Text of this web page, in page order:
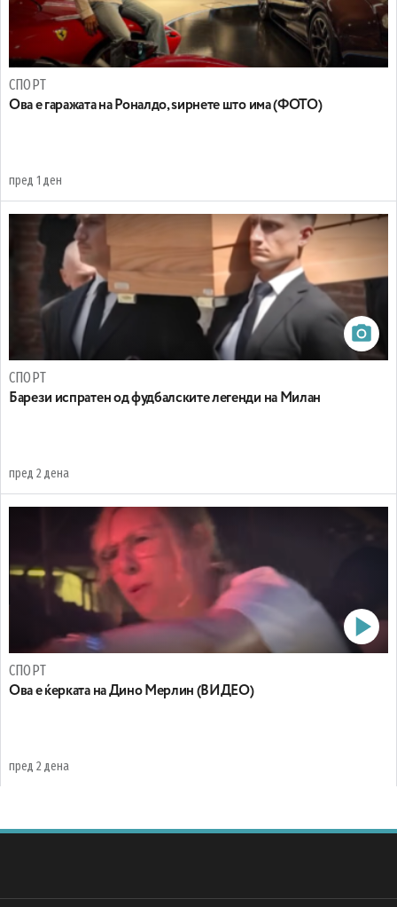
СПОРТ
Ова е гаражата на Роналдо, ѕирнете што има (ФОТО)
пред 1 ден
СПОРТ
Барези испратен од фудбалските легенди на Милан
пред 2 дена
СПОРТ
Oва е ќерката на Дино Мерлин (ВИДЕО)
пред 2 дена